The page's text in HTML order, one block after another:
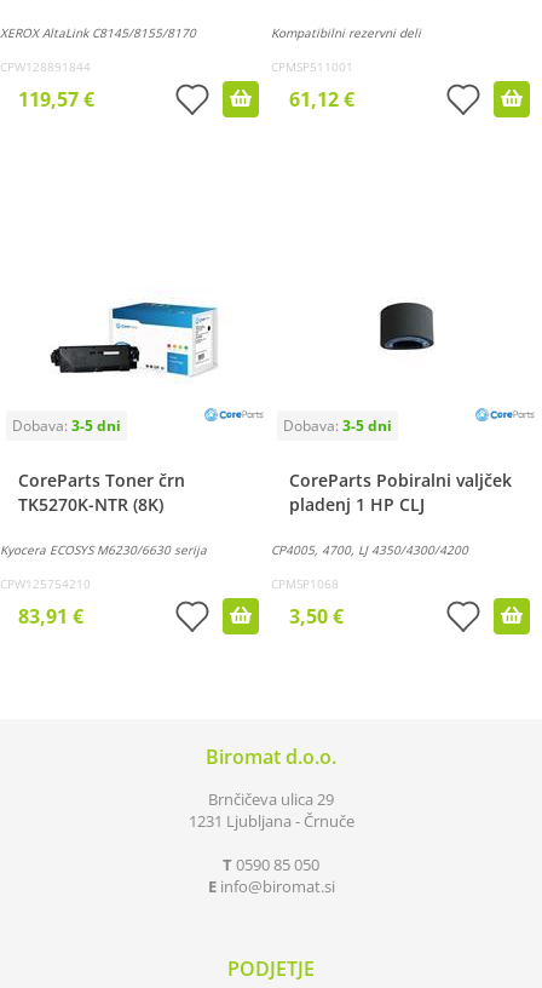
XEROX AltaLink C8145/8155/8170
CPW128891844
119,57 €
Kompatibilni rezervni deli
CPMSP511001
61,12 €
CoreParts Toner črn
TK5270K-NTR (8K)
Kyocera ECOSYS M6230/6630 serija
CPW125754210
83,91 €
CoreParts Pobiralni valjček
pladenj 1 HP CLJ
CP4005, 4700, LJ 4350/4300/4200
CPMSP1068
3,50 €
Biromat d.o.o.
Brnčičeva ulica 29
1231 Ljubljana - Črnuče
T0590 85 050
E info biromat.si
PODJETJE